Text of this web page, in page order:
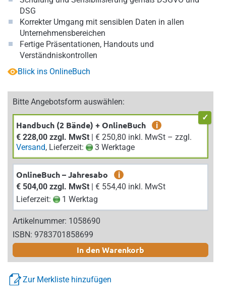
DSG
Korrekter Umgang mit sensiblen Daten in allen
Unternehmensbereichen
Fertige Präsentationen, Handouts und
Verständniskontrollen
Blick ins OnlineBuch
Bitte Angebotsform auswählen:
Handbuch (2 Bände) + OnlineBuch
i
€ 228,00 zzgl. MwSt
| € 250,80 inkl. MwSt – zzgl.
Versand, Lieferzeit: 3 Werktage
OnlineBuch – Jahresabo
i
€ 504,00 zzgl. MwSt
| € 554,40 inkl. MwSt
Lieferzeit:
1 Werktag
Artikelnummer: 1058690
ISBN: 9783701858699
In den Warenkorb
Zur Merkliste hinzufügen